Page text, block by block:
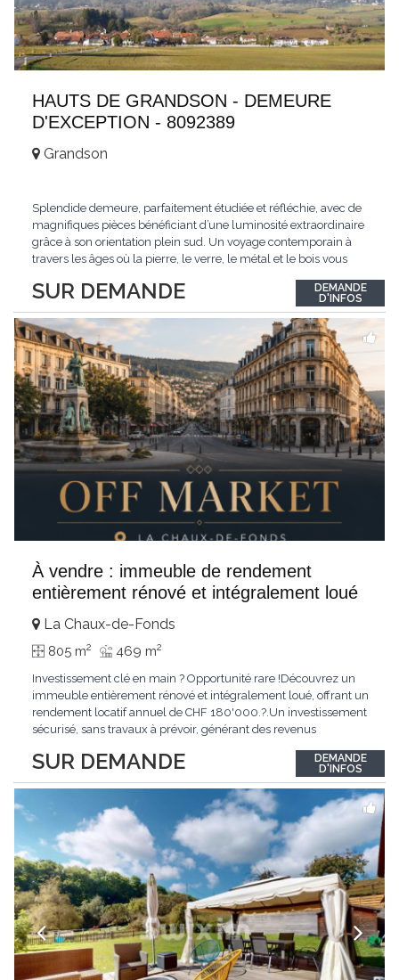
HAUTS DE GRANDSON - DEMEURE
D'EXCEPTION - 8092389
SUR DEMANDE
Grandson
Splendide demeure, parfaitement étudiée et réfléchie, avec de
magnifiques pièces bénéficiant d’une luminosité extraordinaire
grâce à son orientation plein sud. Un voyage contemporain à
travers les âges où la pierre, le verre, le métal et le bois vous
de Grandson, entourée de nature et d’un verger de fruitiers, et...
DEMANDE
D'INFOS
À vendre : immeuble de rendement
entièrement rénové et intégralement loué
SUR DEMANDE
La Chaux-de-Fonds
805 m2 469 m2
Investissement clé en main ? Opportunité rare !Découvrez un
immeuble entièrement rénové et intégralement loué, offrant un
rendement locatif annuel de CHF 180'000.?.Un investissement
sécurisé, sans travaux à prévoir, générant des revenus
d'informations ou recevoir le dossier.
DEMANDE
D'INFOS